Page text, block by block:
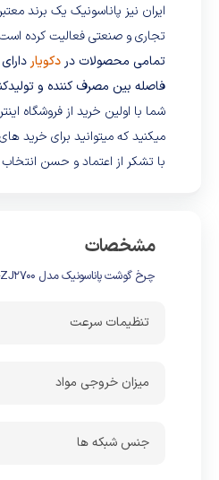
ایران نیز پاناسونیک یک برند
تجاری و صنعتی فعالیت کرده
تمامی محصولات در دکویار
فاصله بین مصرف کننده و
شما با اولین خرید از فروشگاه
میکنید که میتوانید برای خرید
با تشکر از اعتماد و حسن
مشخصات
چرخ گوشت پاناسونیک مدل MK-ZJ2700
تنظیمات سرعت
میزان خروجی مواد
جنس شبکه ها